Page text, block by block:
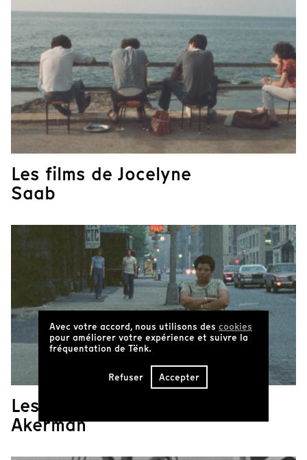
Les films de Jocelyne
Saab
Les films de Chantal
Akerman
Avec votre accord, nous utilisons des cookies
pour améliorer votre expérience et suivre la
fréquentation de Tënk.
Refuser Accepter